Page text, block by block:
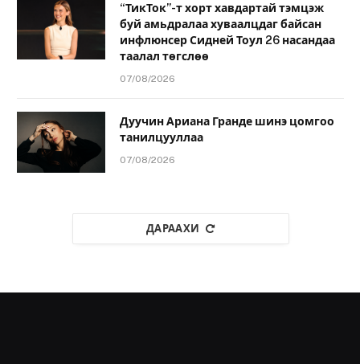
“ТикТок”-т хорт хавдартай тэмцэж
буй амьдралаа хуваалцдаг байсан
инфлюнсер Сидней Тоул 26 насандаа
таалал төгслөө
07/08/2026
Дуучин Ариана Гранде шинэ цомгоо
танилцууллаа
07/08/2026
ДАРААХИ